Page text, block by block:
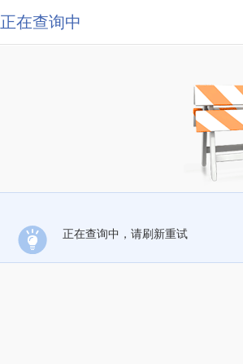
正在查询中
正在查询中，请刷新重试